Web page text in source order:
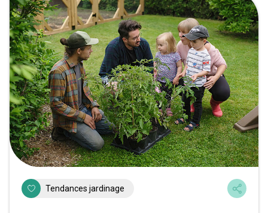
Tendances jardinage